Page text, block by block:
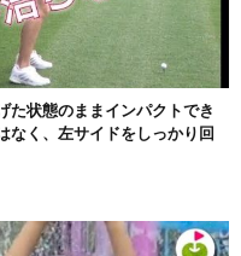
た状態のままインパクトでき
なく、左サイドをしっかり回